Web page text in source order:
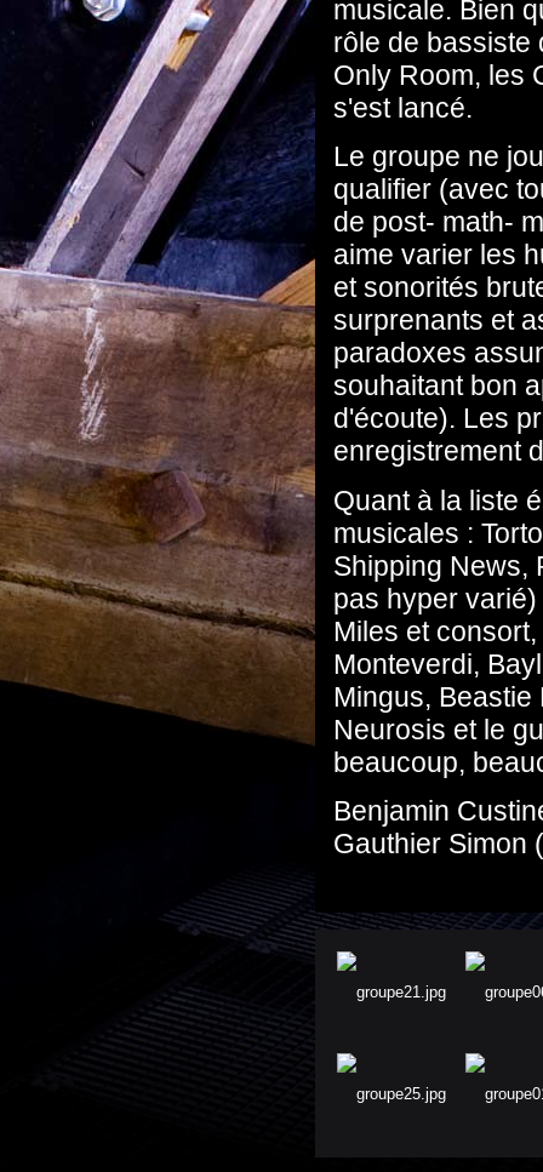
musicale. Bien
rôle de bassiste
Only Room, les
s'est lancé.
Le groupe ne
qualifier (avec
de post- math-
aime varier les
et sonorités
surprenants et
paradoxes
souhaitant bon
d'écoute). Les
enregistrement
Quant à la liste
musicales :
Shipping News,
pas hyper
Miles et
Monteverdi,
Mingus,
Neurosis et le
beaucoup,
Benjamin
Gauthier Simon